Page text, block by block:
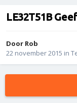
LE32T51B
Door Rob
22 november 2015 in